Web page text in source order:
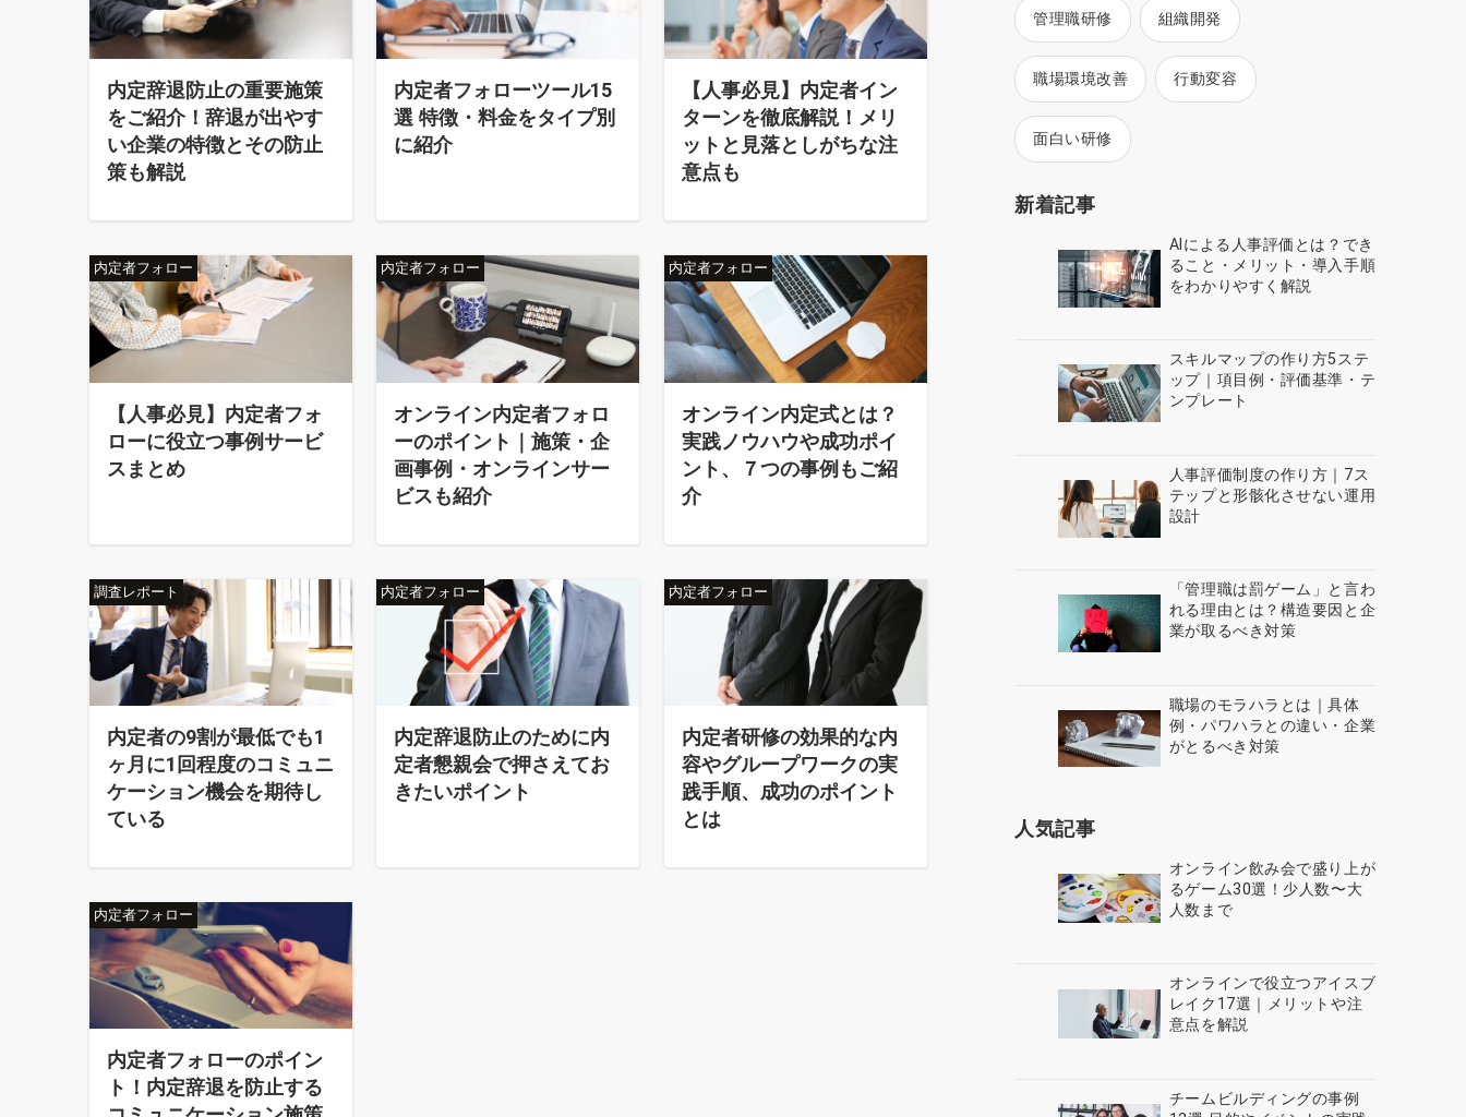
内定辞退防止の重要施策
をご紹介！辞退が出やす
い企業の特徴とその防止
策も解説
内定者フォローツール15
選 特徴・料金をタイプ別
に紹介
【人事必見】内定者イン
ターンを徹底解説！メリ
ットと見落としがちな注
意点も
内定者フォロー
【人事必見】内定者フォ
ローに役立つ事例サービ
スまとめ
内定者フォロー
オンライン内定者フォロ
ーのポイント｜施策・企
画事例・オンラインサー
ビスも紹介
内定者フォロー
オンライン内定式とは？
実践ノウハウや成功ポイ
ント、７つの事例もご紹
介
調査レポート
内定者の9割が最低でも1
ヶ月に1回程度のコミュニ
ケーション機会を期待し
ている
内定者フォロー
内定辞退防止のために内
定者懇親会で押さえてお
きたいポイント
内定者フォロー
内定者研修の効果的な内
容やグループワークの実
践手順、成功のポイント
とは
内定者フォロー
内定者フォローのポイン
ト！内定辞退を防止する
管理職研修 組織開発
職場環境改善 行動変容
面白い研修
新着記事
AIによる人事評価とは？でき
ること・メリット・導入手順
をわかりやすく解説
スキルマップの作り方5ステ
ップ｜項目例・評価基準・テ
ンプレート
人事評価制度の作り方｜7ス
テップと形骸化させない運用
設計
「管理職は罰ゲーム」と言わ
れる理由とは？構造要因と企
業が取るべき対策
職場のモラハラとは｜具体
例・パワハラとの違い・企業
がとるべき対策
人気記事
オンライン飲み会で盛り上が
るゲーム30選！少人数〜大
人数まで
オンラインで役立つアイスブ
レイク17選｜メリットや注
意点を解説
チームビルディングの事例